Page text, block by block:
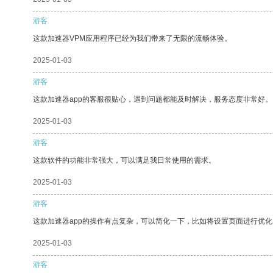
游客
这款加速器VPM应用程序已经为我们带来了无限的流畅体验。
2025-01-03
游客
这款加速器app的客服很贴心，遇到问题都能及时解决，服务态度非常好。
2025-01-03
游客
这款软件的功能非常强大，可以满足我日常使用的需求。
2025-01-03
游客
这款加速器app的操作有点复杂，可以简化一下，比如将设置页面进行优
2025-01-03
游客